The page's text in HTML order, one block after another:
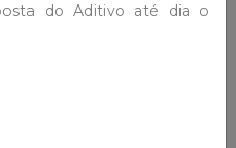
Ltda
do Aditivo até dia o